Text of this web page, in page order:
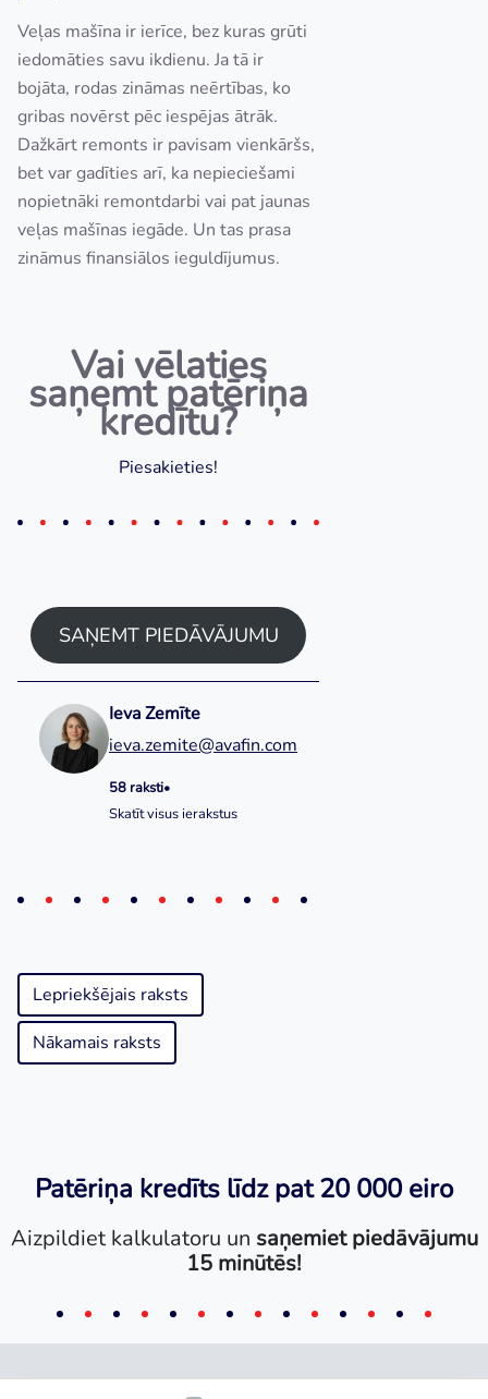
Veļas mašīna ir ierīce, bez kuras grūti
iedomāties savu ikdienu. Ja tā ir
bojāta, rodas zināmas neērtības, ko
gribas novērst pēc iespējas ātrāk.
Dažkārt remonts ir pavisam vienkāršs,
bet var gadīties arī, ka nepieciešami
nopietnāki remontdarbi vai pat jaunas
veļas mašīnas iegāde. Un tas prasa
zināmus finansiālos ieguldījumus.
Vai vēlaties
saņemt patēriņa
kredītu?
Piesakieties!
SAŅEMT PIEDĀVĀJUMU
Ieva Zemīte
ieva.zemite@avafin.com
58 raksti•
Skatīt visus ierakstus
Lepriekšējais raksts
Nākamais raksts
Patēriņa kredīts līdz pat 20 000 eiro
Aizpildiet kalkulatoru un saņemiet piedāvājumu
15 minūtēs!